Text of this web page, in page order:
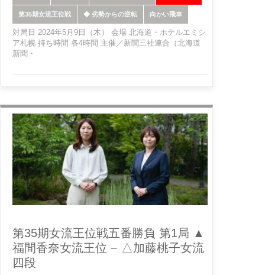
第35期女流王位戦 ◆ 劣勢からの逆転 向かい飛車
対局日 2024年5月9日（木） 会場 北海道・ホテルエミシ
ア札幌 持ち時間 各4時間 主催／新聞三社連合（北海道
新聞・
第35期女流王位戦五番勝負 第1局 ▲
福間香奈女流王位 − △加藤桃子女流
四段